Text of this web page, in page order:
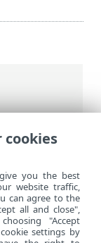
cookies
you the best
website traffic,
can agree to the
all and close",
"Accept
settings by